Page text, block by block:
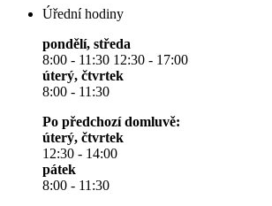
Úřední hodiny
pondělí, středa
8:00 - 11:30 12:30 - 17:00
úterý, čtvrtek
8:00 - 11:30
Po předchozí domluvě:
úterý, čtvrtek
12:30 - 14:00
pátek
8:00 - 11:30